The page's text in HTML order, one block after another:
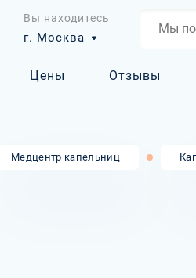
Вы находитесь
г. Москва
Цены Отзывы
Медцентр капельниц